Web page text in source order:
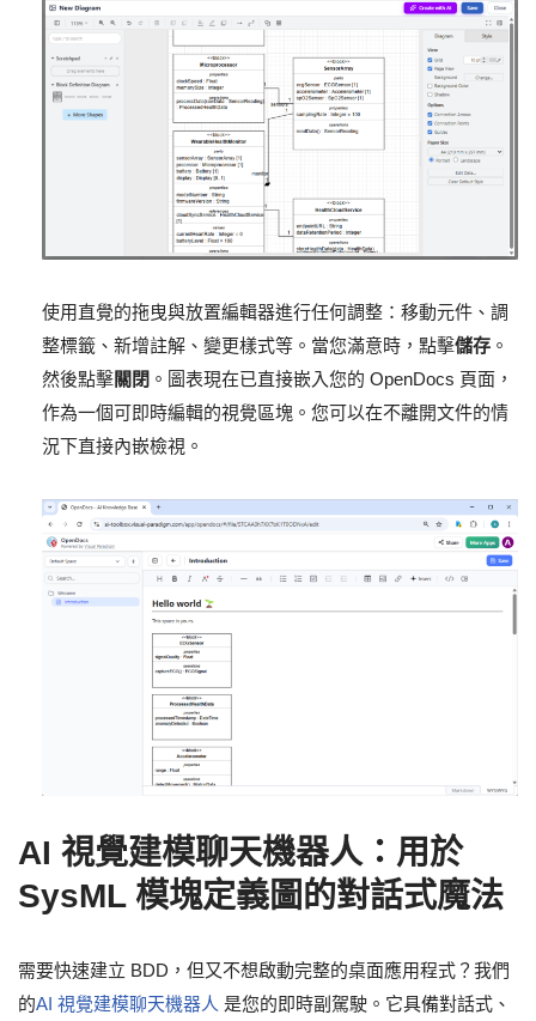
使用直覺的拖曳與放置編輯器進行任何調整：移動元件、調
整標籤、新增註解、變更樣式等。當您滿意時，點擊儲存 。
然後點擊關閉 。圖表現在已直接嵌入您的 OpenDocs 頁面，
作為一個可即時編輯的視覺區塊。您可以在不離開文件的情
況下直接內嵌檢視。
AI 視覺建模聊天機器人：用於
SysML 模塊定義圖的對話式魔法
需要快速建立 BDD，但又不想啟動完整的桌面應用程式？我們
的AI 視覺建模聊天機器人 是您的即時副駕駛。它具備對話式、